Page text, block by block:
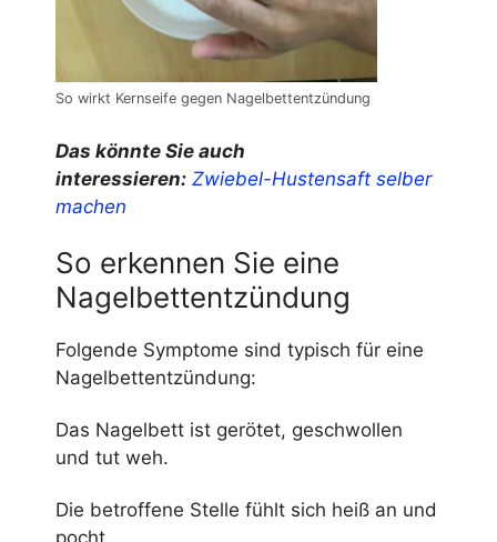
So wirkt Kernseife gegen Nagelbettentzündung
Das könnte Sie auch
interessieren: Zwiebel-Hustensaft selber
machen
So erkennen Sie eine
Nagelbettentzündung
Folgende Symptome sind typisch für eine
Nagelbettentzündung:
Das Nagelbett ist gerötet, geschwollen
und tut weh.
Die betroffene Stelle fühlt sich heiß an und